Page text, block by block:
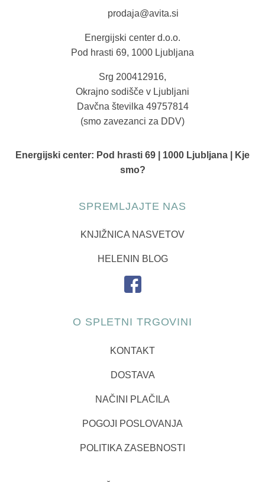
prodaja@avita.si
Energijski center d.o.o.
Pod hrasti 69, 1000 Ljubljana
Srg 200412916,
Okrajno sodišče v Ljubljani
Davčna številka 49757814
(smo zavezanci za DDV)
Energijski center: Pod hrasti 69 | 1000 Ljubljana | Kje
smo?
SPREMLJAJTE NAS
KNJIŽNICA NASVETOV
HELENIN BLOG
O SPLETNI TRGOVINI
KONTAKT
DOSTAVA
NAČINI PLAČILA
POGOJI POSLOVANJA
POLITIKA ZASEBNOSTI